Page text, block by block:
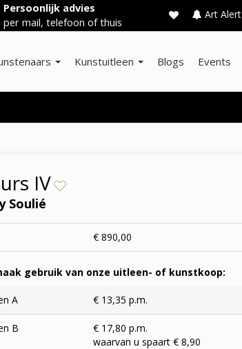
Persoonlijk advies
per mail, telefoon of thuis
Art Alert
Kunstuitleen Blogs Events
IV
Soulié
€ 890,00
gebruik van onze uitleen- of kunstkoop:
A € 13,35 p.m.
B
€ 17,80 p.m.
waarvan u spaart € 8,90